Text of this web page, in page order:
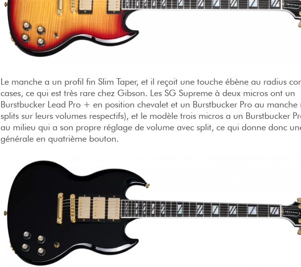
Le manche a un profil fin Slim Taper, et il reçoit une touche ébène au radius
cases, ce qui est très rare chez Gibson. Les SG Supreme à deux micros ont un
Burstbucker Lead Pro + en position chevalet et un Burstbucker Pro au manche
splits sur leurs volumes respectifs), et le modèle trois micros a un Burstbucker
au milieu qui a son propre réglage de volume avec split, ce qui donne donc
générale en quatrième bouton.